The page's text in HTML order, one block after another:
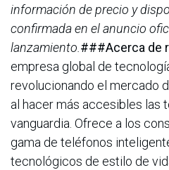
información de precio y
confirmada en el anuncio
lanzamiento. ###Acerca de
empresa global de
revolucionando el mercado
al hacer más accesibles las
vanguardia. Ofrece a los
gama de teléfonos
tecnológicos de estilo de